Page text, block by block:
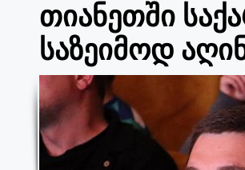
თიანეთში
საზეიმოდ